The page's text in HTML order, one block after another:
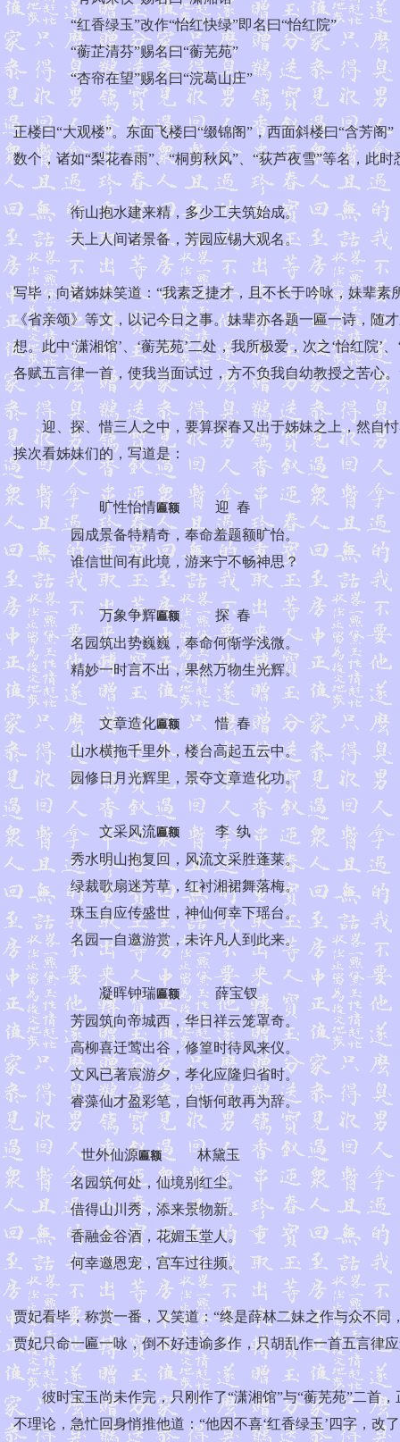
“红香绿玉”改作“怡红快绿”即名曰“怡红院”
“蘅芷清芬”赐名曰“蘅芜苑”
“杏帘在望”赐名曰“浣葛山庄”
正楼曰“大观楼”。东面飞楼曰“缀锦阁”，西面斜楼曰“含芳阁
数个，诸如“梨花春雨”、“桐剪秋风”、“荻芦夜雪”等名，此
衔山抱水建来精，多少工夫筑始成。
天上人间诸景备，芳园应锡大观名。
写毕，向诸姊妹笑道：“我素乏捷才，且不长于吟咏，妹辈
《省亲颂》等文，以记今日之事。妹辈亦各题一匾一诗，随
想。此中‘潇湘馆’、‘蘅芜苑’二处，我所极爱，次之‘怡红院
各赋五言律一首，使我当面试过，方不负我自幼教授之苦心
迎、探、惜三人之中，要算探春又出于姊妹之上，然自忖
挨次看姊妹们的，写道是：
旷性怡情匾额 迎 春
园成景备特精奇，奉命羞题额旷怡。
谁信世间有此境，游来宁不畅神思？
万象争辉匾额探 春
名园筑出势巍巍，奉命何惭学浅微。
精妙一时言不出，果然万物生光辉。
文章造化匾额 惜 春
山水横拖千里外，楼台高起五云中。
园修日月光辉里，景夺文章造化功。
文采风流匾额 李 纨
秀水明山抱复回，风流文采胜蓬莱。
绿裁歌扇迷芳草，红衬湘裙舞落梅。
珠玉自应传盛世，神仙何幸下瑶台。
名园一自邀游赏，未许凡人到此来。
凝晖钟瑞匾额薛宝钗
芳园筑向帝城西，华日祥云笼罩奇。
高柳喜迁莺出谷，修篁时待凤来仪。
文风已著宸游夕，孝化应隆归省时。
睿藻仙才盈彩笔，自惭何敢再为辞。
世外仙源匾额林黛玉
名园筑何处，仙境别红尘。
借得山川秀，添来景物新。
香融金谷酒，花媚玉堂人。
何幸邀恩宠，宫车过往频。
贾妃看毕，称赏一番，又笑道：“终是薛林二妹之作与众不
贾妃只命一匾一咏，倒不好违谕多作，只胡乱作一首五言律
彼时宝玉尚未作完，只刚作了“潇湘馆”与“蘅芜苑”二首，
不理论，急忙回身悄推他道：“他因不喜‘红香绿玉’四字，改